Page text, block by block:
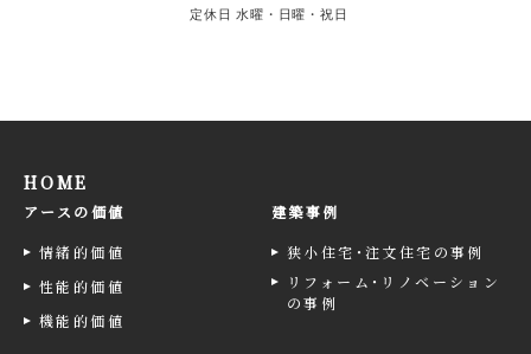
定休日 水曜・日曜・祝日
HOME
アースの価値
情緒的価値
性能的価値
機能的価値
建築事例
狭小住宅･注文住宅の事例
リフォーム･リノベーション
の事例